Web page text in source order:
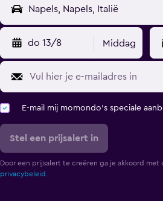
do 13/8 Middag
E-mail mij momondo's speciale
Stel een prijsalert in
Door een prijsalert te creëren ga je akkoord met
privacybeleid.